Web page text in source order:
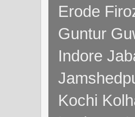
Erode
Guntur
Indore
Kochi